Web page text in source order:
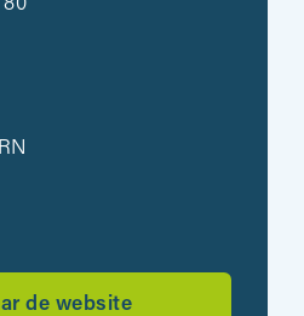
80
de website